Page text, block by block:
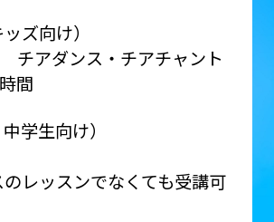
ッズ向け）
アダンス・チアチャント
間
学生向け）
レッスンでなくても受講可